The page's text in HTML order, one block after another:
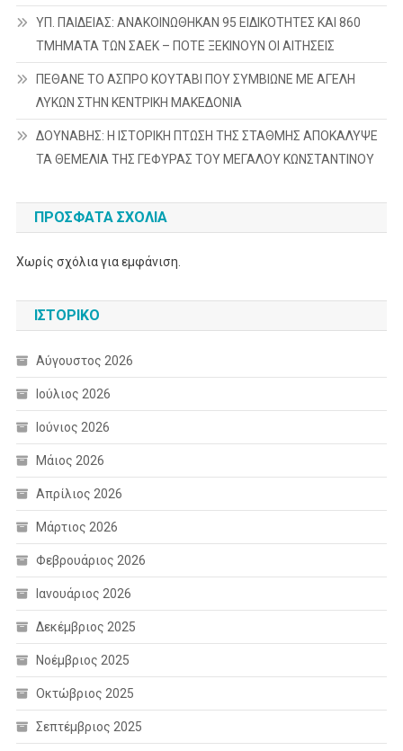
ΥΠ. ΠΑΙΔΕΙΑΣ: ΑΝΑΚΟΙΝΩΘΗΚΑΝ 95 ΕΙΔΙΚΟΤΗΤΕΣ ΚΑΙ 860
ΤΜΗΜΑΤΑ ΤΩΝ ΣΑΕΚ – ΠΟΤΕ ΞΕΚΙΝΟΥΝ ΟΙ ΑΙΤΗΣΕΙΣ
ΠΕΘΑΝΕ ΤΟ ΑΣΠΡΟ ΚΟΥΤΑΒΙ ΠΟΥ ΣΥΜΒΙΩΝΕ ΜΕ ΑΓΕΛΗ
ΛΥΚΩΝ ΣΤΗΝ ΚΕΝΤΡΙΚΗ ΜΑΚΕΔΟΝΙΑ
ΔΟΥΝΑΒΗΣ: Η ΙΣΤΟΡΙΚΗ ΠΤΩΣΗ ΤΗΣ ΣΤΑΘΜΗΣ ΑΠΟΚΑΛΥΨΕ
ΤΑ ΘΕΜΕΛΙΑ ΤΗΣ ΓΕΦΥΡΑΣ ΤΟΥ ΜΕΓΑΛΟΥ ΚΩΝΣΤΑΝΤΙΝΟΥ
ΠΡΌΣΦΑΤΑ ΣΧΌΛΙΑ
Χωρίς σχόλια για εμφάνιση.
ΙΣΤΟΡΙΚΌ
Αύγουστος 2026
Ιούλιος 2026
Ιούνιος 2026
Μάιος 2026
Απρίλιος 2026
Μάρτιος 2026
Φεβρουάριος 2026
Ιανουάριος 2026
Δεκέμβριος 2025
Νοέμβριος 2025
Οκτώβριος 2025
Σεπτέμβριος 2025